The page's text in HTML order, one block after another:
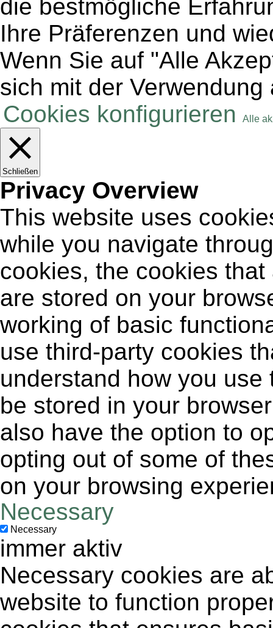
die bestmögliche
Ihre Präferenzen und
Wenn Sie auf "Alle
sich mit der
Cookies konfigurieren
Alle
Schließen
Privacy Overview
This website uses
while you navigate
cookies, the cookies
are stored on your
working of basic
use third-party cookies
understand how you
be stored in your
also have the option to
opting out of some of
on your browsing
Necessary
Necessary
immer aktiv
Necessary cookies are
website to function